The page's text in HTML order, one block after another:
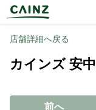
店舗詳細へ戻る
カインズ 安
前へ